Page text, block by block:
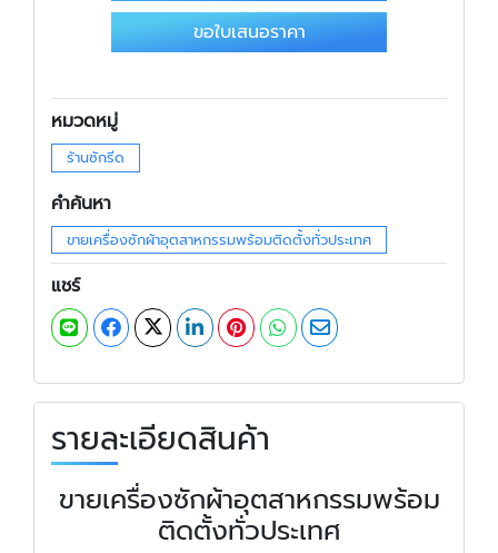
ขอใบเสนอราคา
หมวดหมู่
ร้านซักรีด
คำค้นหา
ขายเครื่องซักผ้าอุตสาหกรรมพร้อมติดตั้งทั่วประเทศ
แชร์
รายละเอียดสินค้า
ขายเครื่องซักผ้าอุตสาหกรรมพร้อม
ติดตั้งทั่วประเทศ